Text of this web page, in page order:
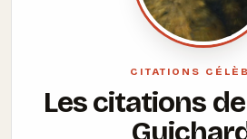
CITATIONS
Les citations